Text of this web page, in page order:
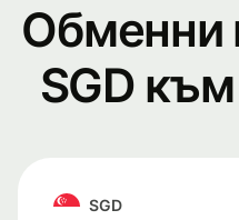
Обменни
SGD
SGD